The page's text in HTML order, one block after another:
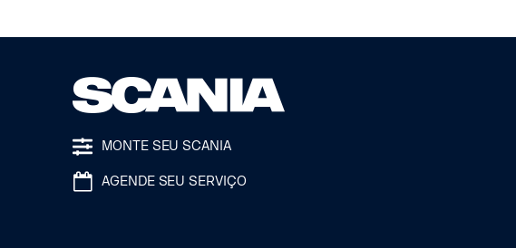
MONTE SEU SCANIA
AGENDE SEU SERVIÇO